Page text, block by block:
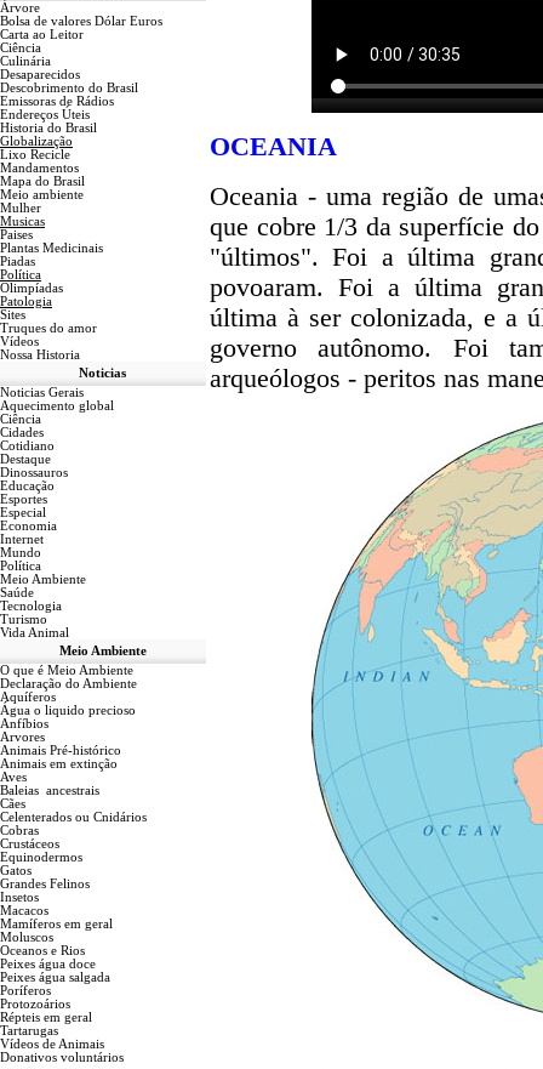
Árvore
Bolsa de valores Dólar Euros
Carta ao Leitor
Ciência
Culinária
Desaparecidos
Descobrimento do Brasil
Emissoras de Rádios
Endereços Úteis
Historia do Brasil
Globalização
Lixo Recicle
Mandamentos
Mapa do Brasil
Meio ambiente
Mulher
Musicas
Paises
Plantas Medicinais
Piadas
Política
Olimpíadas
Patologia
Sites
Truques do amor
Vídeos
Nossa Historia
Noticias
Noticias Gerais
Aquecimento global
Ciência
Cidades
Cotidiano
Destaque
Dinossauros
Educação
Esportes
Especial
Economia
Internet
Mundo
Política
Meio Ambiente
Saúde
Tecnologia
Turismo
Vida Animal
Meio Ambiente
O que é Meio Ambiente
Declaração do Ambiente
Aquíferos
Água o liquido precioso
Anfíbios
Arvores
Animais Pré-histórico
Animais em extinção
Aves
Baleias ancestrais
Cães
Celenterados ou Cnidários
Cobras
Crustáceos
Equinodermos
Gatos
Grandes Felinos
Insetos
Macacos
Mamíferos em geral
Moluscos
Oceanos e Rios
Peixes água doce
Peixes água salgada
Poríferos
Protozoários
Répteis em geral
Tartarugas
Vídeos de Animais
Donativos voluntários
OCEANIA
Oceania - uma região de
que cobre 1/3 da superfície
"últimos". Foi a última
povoaram. Foi a última
última à ser colonizada, e a
governo autônomo. Foi
arqueólogos - peritos nas